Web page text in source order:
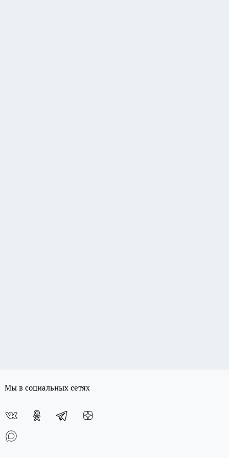
Мы в социальных сетях